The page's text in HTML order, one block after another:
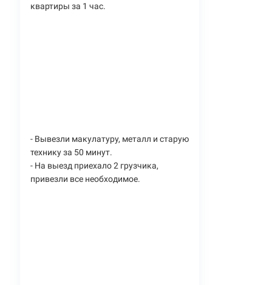
квартиры за 1 час.
- Вывезли макулатуру, металл и старую
технику за 50 минут.
- На выезд приехало 2 грузчика,
привезли все необходимое.